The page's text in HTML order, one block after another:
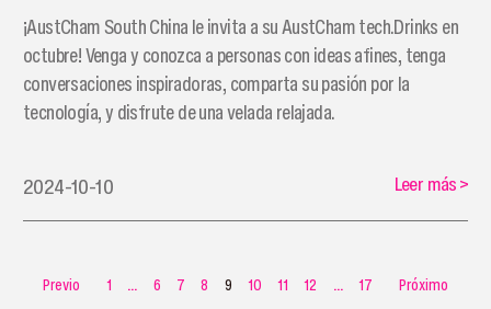
¡AustCham South China le invita a su AustCham tech.Drinks en
octubre! Venga y conozca a personas con ideas afines, tenga
conversaciones inspiradoras, comparta su pasión por la
tecnología, y disfrute de una velada relajada.
2024-10-10 Leer más>
Previo 1 ... 6 7 8 9 10 11 12 ... 17 Próximo